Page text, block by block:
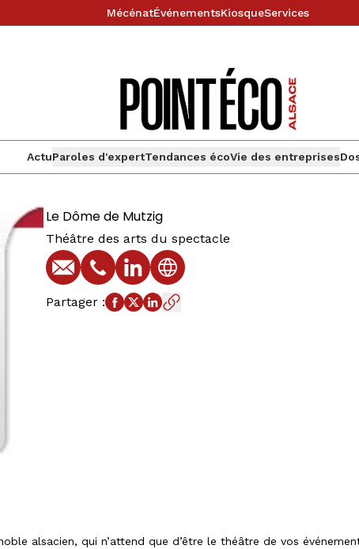
MécénatÉvénementsKiosqueServices
ActuParoles d'expertTendances écoVie des entreprises
Le Dôme de Mutzig
Théâtre des arts du spectacle
E-mailTéléphoneProfil LinkedIn
Site web
Partager :
alsacien, qui n’attend que d’être le théâtre de vos